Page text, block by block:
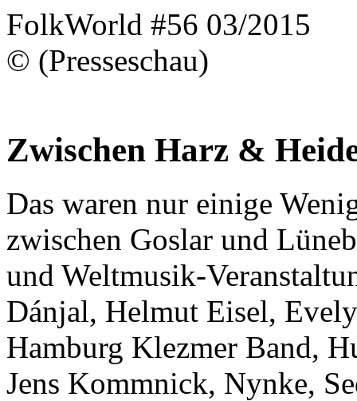
FolkWorld #56 03/2015
© (Presseschau)
Zwischen Harz &
Das waren nur einige
zwischen Goslar und
und Weltmusik-
Dánjal, Helmut Eisel,
Hamburg Klezmer Band,
Jens Kommnick, Nynke,